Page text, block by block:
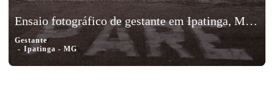
Ensaio fotográfico de gestante em Ipatinga, Minas Gerais - Babi e Tutuka
Gestante
Ipatinga - MG